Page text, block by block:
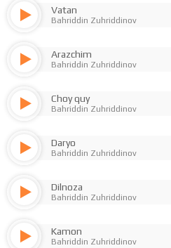
Vatan
Bahriddin Zuhriddinov
Arazchim
Bahriddin Zuhriddinov
Choy quy
Bahriddin Zuhriddinov
Daryo
Bahriddin Zuhriddinov
Dilnoza
Bahriddin Zuhriddinov
Kamon
Bahriddin Zuhriddinov